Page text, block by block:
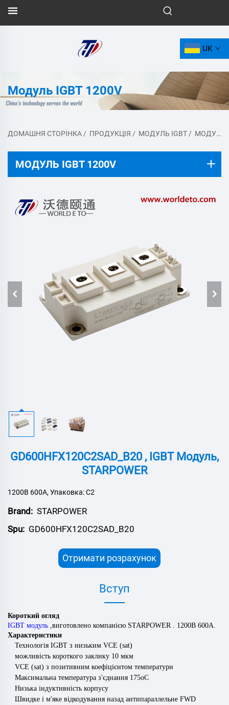
UK
Модуль IGBT 1200V
ДОМАШНЯ СТОРІНКА / ПРОДУКЦІЯ / МОДУЛЬ IGBT / МОДУЛЬ IGBT 1200V
МОДУЛЬ IGBT 1200V
GD600HFX120C2SAD_B20 , IGBT Модуль,
STARPOWER
1200В 600А, Упаковка: C2
Brand: STARPOWER
Spu: GD600HFX120C2SAD_B20
Отримати розрахунок
Вступ
Короткий огляд
IGBT модуль виготовлено компанією STARPOWER 1200В 600А.
Характеристики
Технологія IGBT з низьким VCE (sat)
можливість короткого заклику 10 мкм
VCE (sat) з позитивним коефіцієнтом температури
Максимальна температура з'єднання 175oC
Низька індуктивність корпусу
Швидке і м'яке відкодування назад антипараллельне FWD